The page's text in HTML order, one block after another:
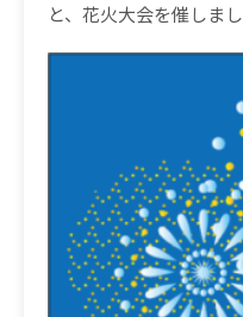
と、花火大会を催しまし